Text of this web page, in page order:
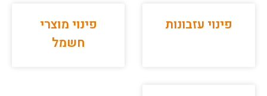
פינוי עזבונות
פינוי מוצרי
חשמל